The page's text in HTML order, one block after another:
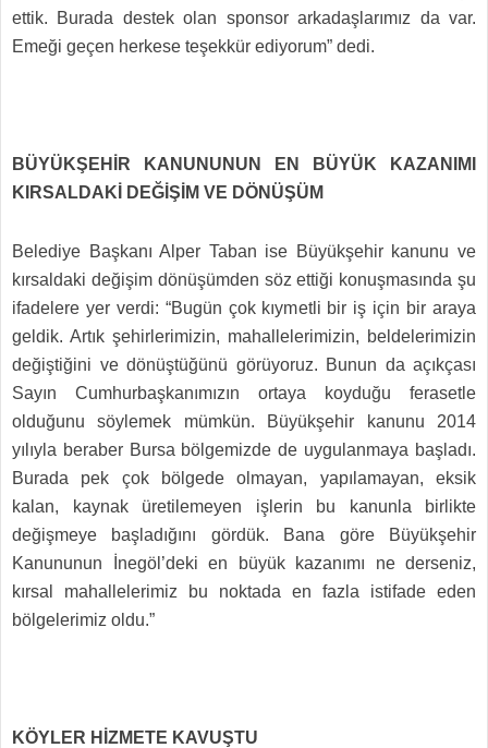
ettik. Burada destek olan sponsor arkadaşlarımız da var.
Emeği geçen herkese teşekkür ediyorum” dedi.
BÜYÜKŞEHİR KANUNUNUN EN BÜYÜK KAZANIMI
KIRSALDAKİ DEĞİŞİM VE DÖNÜŞÜM
Belediye Başkanı Alper Taban ise Büyükşehir kanunu ve
kırsaldaki değişim dönüşümden söz ettiği konuşmasında şu
ifadelere yer verdi: “Bugün çok kıymetli bir iş için bir araya
geldik. Artık şehirlerimizin, mahallelerimizin, beldelerimizin
değiştiğini ve dönüştüğünü görüyoruz. Bunun da açıkçası
Sayın Cumhurbaşkanımızın ortaya koyduğu ferasetle
olduğunu söylemek mümkün. Büyükşehir kanunu 2014
yılıyla beraber Bursa bölgemizde de uygulanmaya başladı.
Burada pek çok bölgede olmayan, yapılamayan, eksik
kalan, kaynak üretilemeyen işlerin bu kanunla birlikte
değişmeye başladığını gördük. Bana göre Büyükşehir
Kanununun İnegöl’deki en büyük kazanımı ne derseniz,
kırsal mahallelerimiz bu noktada en fazla istifade eden
bölgelerimiz oldu.”
KÖYLER HİZMETE KAVUŞTU